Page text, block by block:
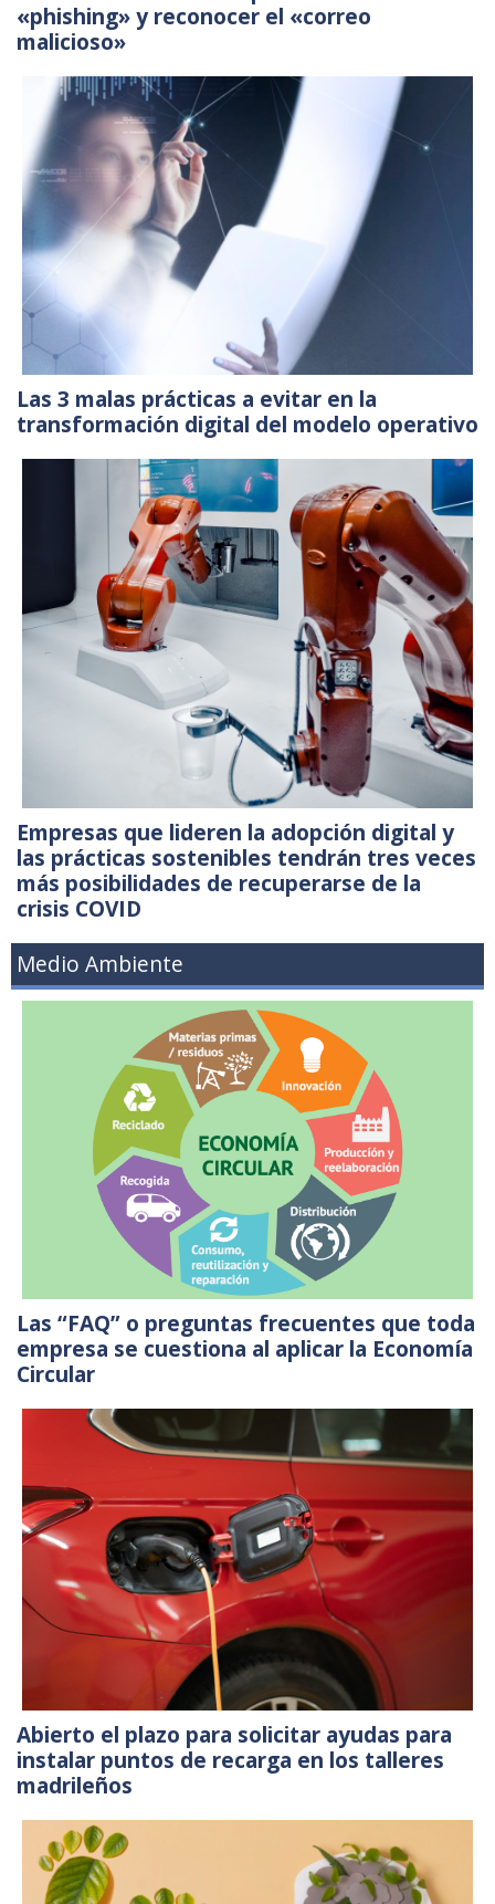
«phishing» y reconocer el «correo
malicioso»
Las 3 malas prácticas a evitar en la
transformación digital del modelo operativo
Empresas que lideren la adopción digital y
las prácticas sostenibles tendrán tres veces
más posibilidades de recuperarse de la
crisis COVID
Medio Ambiente
Las “FAQ” o preguntas frecuentes que toda
empresa se cuestiona al aplicar la Economía
Circular
Abierto el plazo para solicitar ayudas para
instalar puntos de recarga en los talleres
madrileños